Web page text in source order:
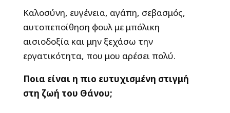
Καλοσύνη, ευγένεια, αγάπη, σεβασμός,
αυτοπεποίθηση φουλ με μπόλικη
αισιοδοξία και μην ξεχάσω την
εργατικότητα, που μου αρέσει πολύ.
Ποια είναι η πιο ευτυχισμένη στιγμή
στη ζωή του Θάνου;